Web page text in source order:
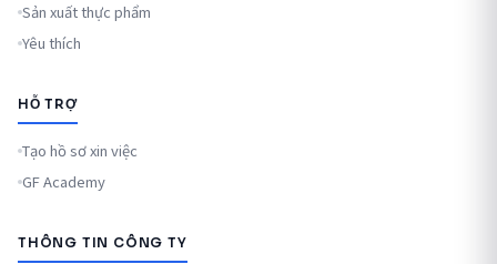
Sản xuất thực phẩm
Yêu thích
HỖ TRỢ
Tạo hồ sơ xin việc
GF Academy
THÔNG TIN CÔNG TY